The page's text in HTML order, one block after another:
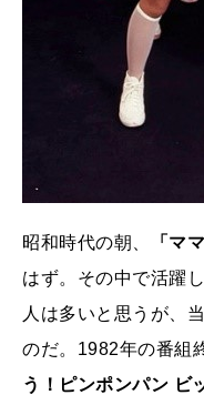
昭和時代の朝、 「マ
はず。その中で活躍
人は多いと思うが、
のだ。1982年の番組
う！ピンポンパン ビ